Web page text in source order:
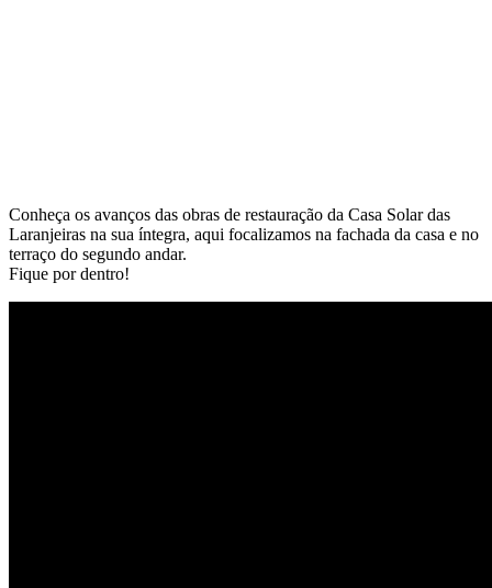
Conheça os avanços das obras de restauração da Casa Solar das
Laranjeiras na sua íntegra, aqui focalizamos na fachada da casa e no
terraço do segundo andar.
Fique por dentro!